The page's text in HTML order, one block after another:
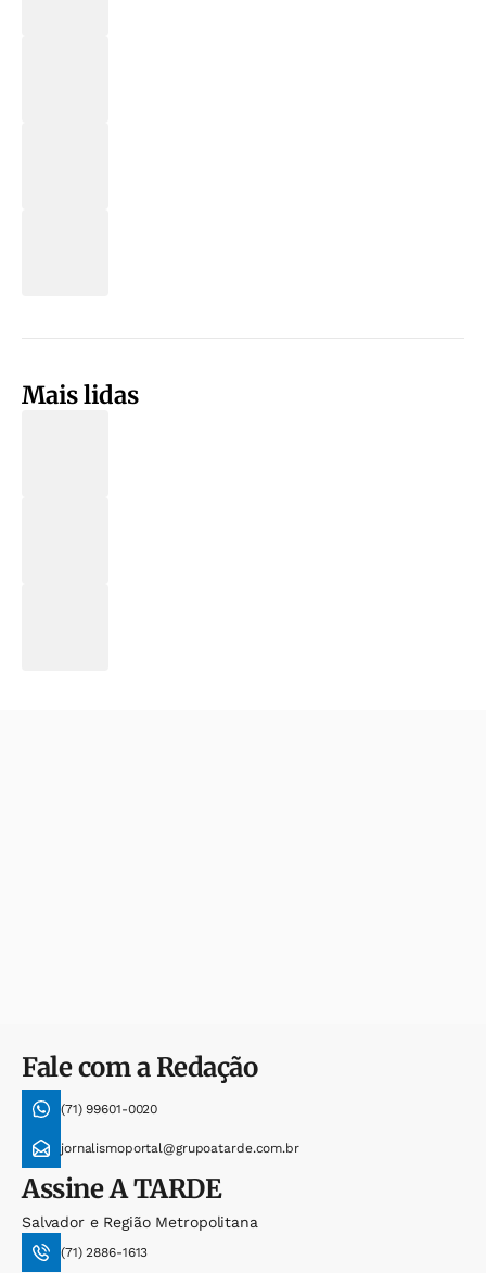
Mais lidas
Fale com a Redação
(71) 99601-0020
jornalismoportal@grupoatarde.com.br
AssineA TARDE
Salvador e Região Metropolitana
(71) 2886-1613